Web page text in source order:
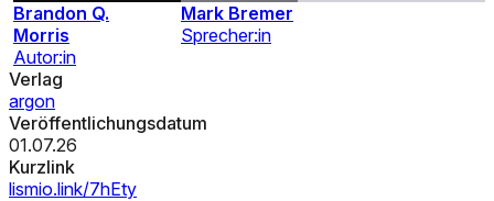
Brandon Q.
Morris
Autor:in
Mark Bremer
Sprecher:in
Verlag
argon
Veröffentlichungsdatum
01.07.26
Kurzlink
lismio.link/7hEty